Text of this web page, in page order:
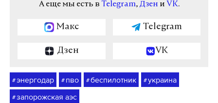
А еще мы есть в Telegram, Дзен и VK.
Макс Telegram
Дзен VK
#энергодар # пво #беспилотник #украина
#запорожская аэс